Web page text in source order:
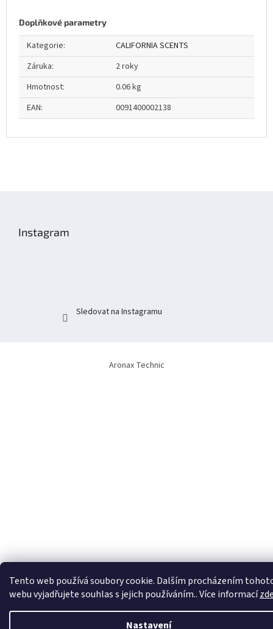
Tento web používá soubory cookie. Dalším procházením
webu vyjadřujete souhlas s jejich používáním.. Více informací
Nastavení
Doplňkové parametry
Kategorie:
CALIFORNIA SCENTS
Záruka:
2 roky
Hmotnost:
0.06 kg
EAN: 0091400002138
Instagram
Sledovat na Instagramu
Aronax Technic